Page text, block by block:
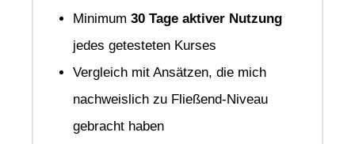
Minimum 30 Tage aktiver Nutzung
jedes getesteten Kurses
Vergleich mit Ansätzen, die mich
nachweislich zu Fließend-Niveau
gebracht haben